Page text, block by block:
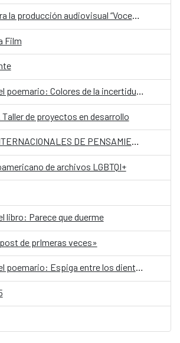
Consultoría- Para la producción audiovisual “Voces en Movimiento, la migración en Mesoamérica”- Guatemala
Film
Presentación del poemario: Colores de la incertidumbre
de proyectos en desarrollo
I JORNADAS INTERNACIONALES DE PENSAMIENTO Y CREACIÓN CONTEMPORÁNEA
de archivos LGBTQI+
libro: Parece que duerme
de prImeras veces»
Presentación del poemario: Espiga entre los dientes